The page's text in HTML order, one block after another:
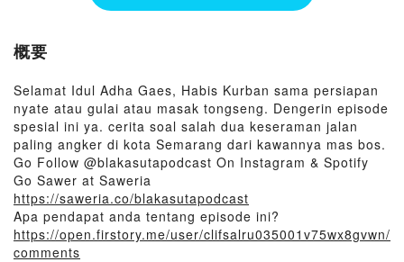
概要
Selamat Idul Adha Gaes, Habis Kurban sama persiapan
nyate atau gulai atau masak tongseng. Dengerin episode
spesial ini ya. cerita soal salah dua keseraman jalan
paling angker di kota Semarang dari kawannya mas bos.
Go Follow @blakasutapodcast On Instagram & Spotify
Go Sawer at Saweria
https://saweria.co/blakasutapodcast
Apa pendapat anda tentang episode ini?
https://open.firstory.me/user/clifsalru035001v75wx8gvwn/
comments